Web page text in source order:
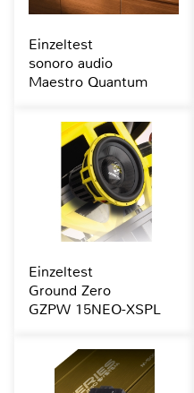
Einzeltest
sonoro audio
Maestro Quantum
Einzeltest
Ground Zero
GZPW 15NEO-XSPL